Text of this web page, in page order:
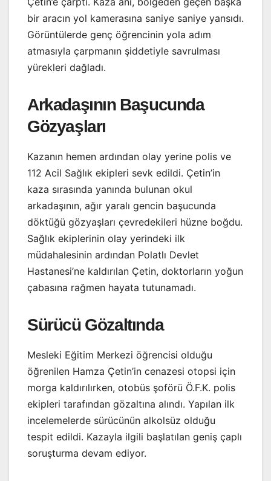
bir aracın yol kamerasına saniye saniye yansıdı.
Görüntülerde genç öğrencinin yola adım
atmasıyla çarpmanın şiddetiyle savrulması
yürekleri dağladı.
Arkadaşının Başucunda
Gözyaşları
Kazanın hemen ardından olay yerine polis ve
112 Acil Sağlık ekipleri sevk edildi. Çetin’in
kaza sırasında yanında bulunan okul
arkadaşının, ağır yaralı gencin başucunda
döktüğü gözyaşları çevredekileri hüzne boğdu.
Sağlık ekiplerinin olay yerindeki ilk
müdahalesinin ardından Polatlı Devlet
Hastanesi’ne kaldırılan Çetin, doktorların yoğun
çabasına rağmen hayata tutunamadı.
Sürücü Gözaltında
Mesleki Eğitim Merkezi öğrencisi olduğu
öğrenilen Hamza Çetin’in cenazesi otopsi için
morga kaldırılırken, otobüs şoförü Ö.F.K. polis
ekipleri tarafından gözaltına alındı. Yapılan ilk
incelemelerde sürücünün alkolsüz olduğu
tespit edildi. Kazayla ilgili başlatılan geniş çaplı
soruşturma devam ediyor.